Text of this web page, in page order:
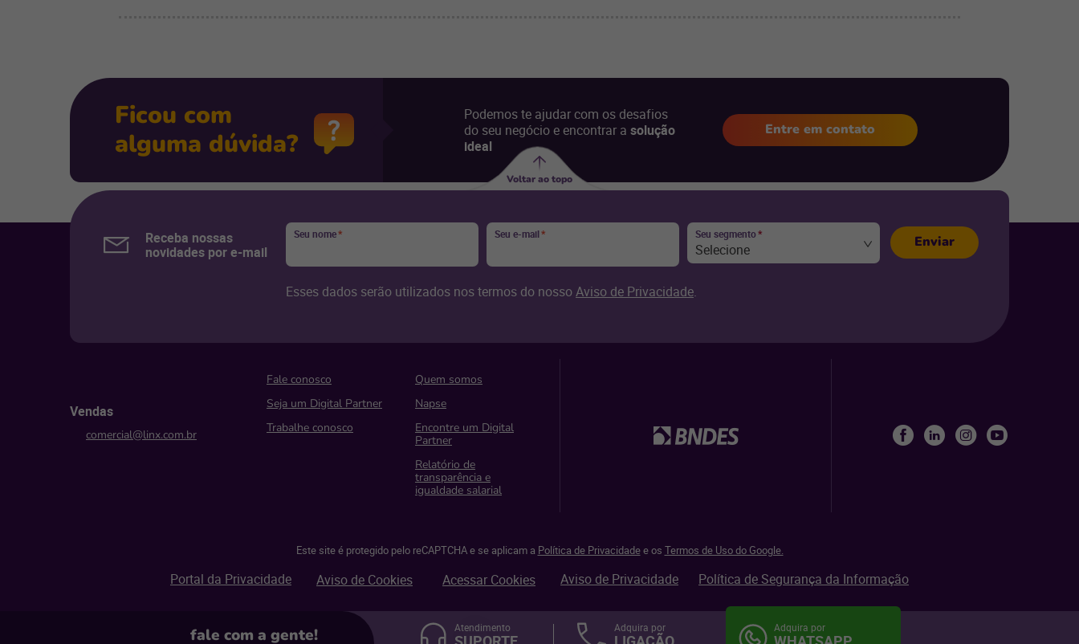
Ficou com
alguma dúvida?
Podemos te ajudar com os desafios
do seu negócio e encontrar a solução
ideal
Entre em contato
fale com a gente! Atendimento Adquira por Adquira por
Voltar ao topo
Receba nossas
novidades por e-mail
Seu nome* Seu e-mail* Seu segmento*
Selecione
Esses dados serão utilizados nos termos do nossoAviso de Privacidade.
Enviar
Vendas
comercial@linx.com.br
Fale conosco
Quem somos
Seja um Digital Partner
Napse
Trabalhe conosco
Encontre um Digital
Partner
Relatório de
transparência e
igualdade salarial
Este site é protegido pelo reCAPTCHA e se aplicam a Política de Privacidadee os Termos de Uso do Google.
Portal da Privacidade Aviso de Cookies Acessar Cookies Aviso de Privacidade Política de Segurança da Informação
Todos os direitos reservados. Mapa do site